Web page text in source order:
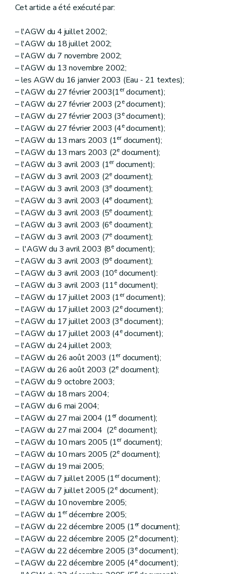
Cet article a été exécuté par:
– l'AGW du 4 juillet 2002;
– l'AGW du 18 juillet 2002;
– l'AGW du 7 novembre 2002;
– l'AGW du 13 novembre 2002;
– les AGW du 16 janvier 2003 (Eau - 21 textes);
– l'AGW du 27 février 2003(1erdocument);
– l'AGW du 27 février 2003 (2edocument);
– l'AGW du 27 février 2003 (3edocument);
– l'AGW du 27 février 2003 (4edocument);
– l'AGW du 13 mars 2003 (1erdocument);
– l'AGW du 13 mars 2003 (2e document);
– l'AGW du 3 avril 2003 (1erdocument);
– l'AGW du 3 avril 2003 (2e document);
– l'AGW du 3 avril 2003 (3e document);
– l'AGW du 3 avril 2003 (4e document);
– l'AGW du 3 avril 2003 (5e document);
– l'AGW du 3 avril 2003 (6e document);
– l'AGW du 3 avril 2003 (7e document);
– l'AGW du 3 avril 2003 (8edocument);
– l'AGW du 3 avril 2003 (9e document);
– l'AGW du 3 avril 2003 (10edocument):
– l'AGW du 3 avril 2003 (11edocument);
– l'AGW du 17 juillet 2003 (1erdocument);
– l'AGW du 17 juillet 2003 (2edocument);
– l'AGW du 17 juillet 2003 (3edocument);
– l'AGW du 17 juillet 2003 (4edocument);
– l'AGW du 24 juillet 2003;
– l'AGW du 26 août 2003 (1erdocument);
– l'AGW du 26 août 2003 (2e document);
– l'AGW du 9 octobre 2003;
– l'AGW du 18 mars 2004;
– l'AGW du 6 mai 2004;
– l'AGW du 27 mai 2004 (1erdocument);
– l'AGW du 27 mai 2004 (2e document);
– l'AGW du 10 mars 2005 (1erdocument);
– l'AGW du 10 mars 2005 (2e document);
– l'AGW du 19 mai 2005;
– l'AGW du 7 juillet 2005 (1erdocument);
– l'AGW du 7 juillet 2005 (2edocument);
– l'AGW du 10 novembre 2005;
– l'AGW du 1erdécembre 2005;
– l'AGW du 22 décembre 2005 (1erdocument);
– l'AGW du 22 décembre 2005 (2edocument);
– l'AGW du 22 décembre 2005 (3edocument);
– l'AGW du 22 décembre 2005 (4edocument);
e